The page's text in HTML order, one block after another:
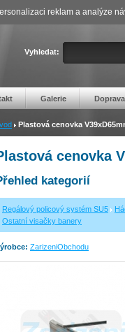
Vyhledat:
Galerie Doprava
Plastová cenovka
cenovka
kategorií
Regálový policový systém SU5
Ostatní visačky banery
ZarizeniObchodu
reklam a analýze